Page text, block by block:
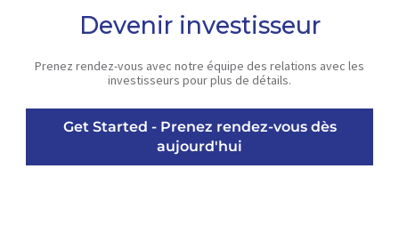
Devenir investisseur
Prenez rendez-vous avec notre équipe des relations avec les
investisseurs pour plus de détails.
Get Started - Prenez rendez-vous dès
aujourd'hui